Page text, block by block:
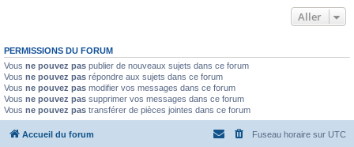
Aller
PERMISSIONS DU FORUM
Vous ne pouvez pas publier de nouveaux sujets dans ce forum
Vous ne pouvez pas répondre aux sujets dans ce forum
Vous ne pouvez pas modifier vos messages dans ce forum
Vous ne pouvez pas supprimer vos messages dans ce forum
Vous ne pouvez pas transférer de pièces jointes dans ce forum
Accueil du forum Fuseau horaire sur UTC